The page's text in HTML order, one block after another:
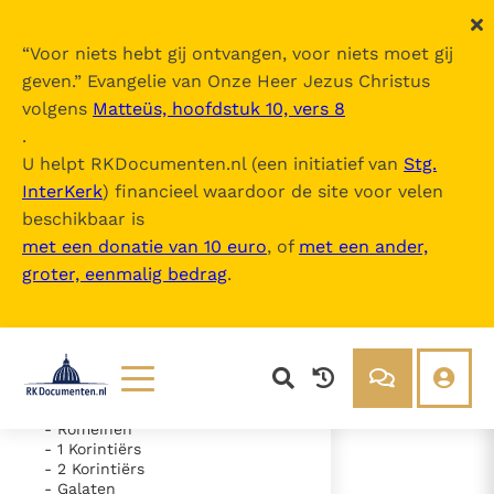
“Voor niets hebt gij ontvangen, voor niets moet gij
geven.” Evangelie van Onze Heer Jezus Christus
volgens Matteüs, hoofdstuk 10, vers 8
.
U helpt RKDocumenten.nl (een initiatief van Stg.
InterKerk) financieel waardoor de site voor velen
beschikbaar is
met een donatie van 10 euro, of met een ander,
groter, eenmalig bedrag.
Lezen
Documenten
Over ons
De Bijbel
Inhoudsopgave
uitklappen
- Oude Testament
- Evangelie volgens Matteüs
- Evangelie volgens Marcus
- Evangelie volgens Lucas
- Evangelie volgens Johannes
- Romeinen
- 1 Korintiërs
- 2 Korintiërs
- Galaten
- Hoofdstuk 2